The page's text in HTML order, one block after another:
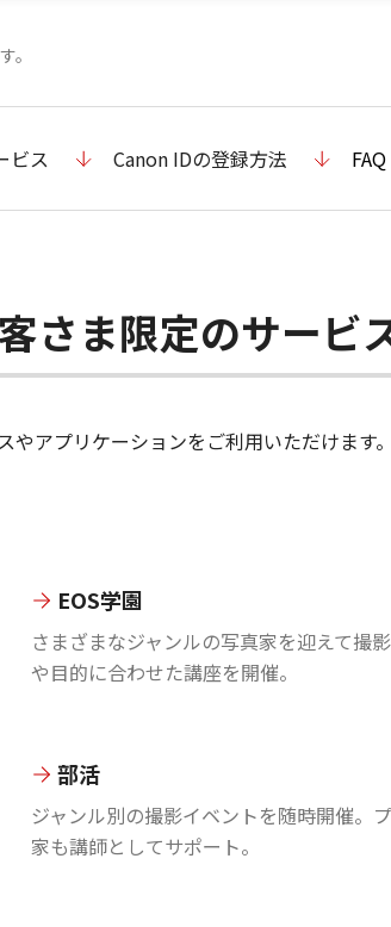
。
ビス Canon IDの登録方法 FAQ
さま限定のサービ
やアプリケーションをご利用いただけます。
EOS学園
さまざまなジャンルの写真家を迎えて撮
や目的に合わせた講座を開催。
部活
ジャンル別の撮影イベントを随時開催。
家も講師としてサポート。